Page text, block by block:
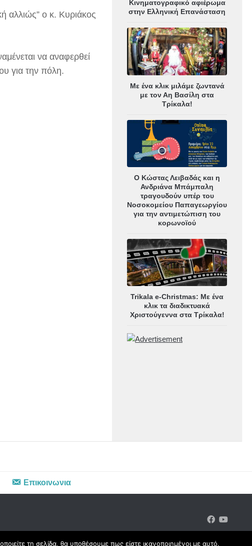
αλλιώς” ο κ. Κυριάκος
να αναφερθεί
για την πόλη.
Κινηματογραφικό αφιέρωμα
στην Ελληνική Επανάσταση
Με ένα κλικ μιλάμε ζωντανά
με τον Αη Βασίλη στα
Τρίκαλα!
Ο Κώστας Λειβαδάς και η
Ανδριάνα Μπάμπαλη
τραγουδούν υπέρ του
Νοσοκομείου Παπαγεωργίου
για την αντιμετώπιση του
κορωνοϊού
Trikala e-Christmas: Με ένα
κλικ τα διαδικτυακά
Χριστούγεννα στα Τρίκαλα!
Επικοινωνια
τη σελίδα, θα υποθέσουμε πως είστε ικανοποιημένοι με αυτό.